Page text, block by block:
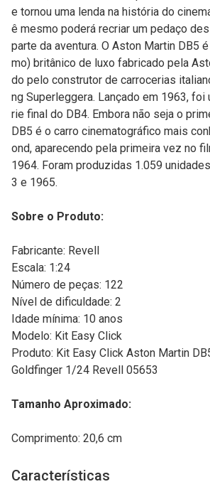
e tornou uma lenda na história do
ê mesmo poderá recriar um pedaço
parte da aventura. O Aston Martin DB5 é
mo) britânico de luxo fabricado pela
do pelo construtor de carrocerias
ng Superleggera. Lançado em 1963, foi
rie final do DB4. Embora não seja o
DB5 é o carro cinematográfico mais
ond, aparecendo pela primeira vez no
1964. Foram produzidas 1.059
3 e 1965.
Sobre o Produto:
Fabricante: Revell
Escala: 1:24
Número de peças: 122
Nível de dificuldade: 2
Idade mínima: 10 anos
Modelo: Kit Easy Click
Produto: Kit Easy Click Aston Martin
Goldfinger 1/24 Revell 05653
Tamanho Aproximado:
Comprimento: 20,6 cm
Características